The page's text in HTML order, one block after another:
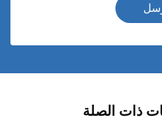
ذات الصلة